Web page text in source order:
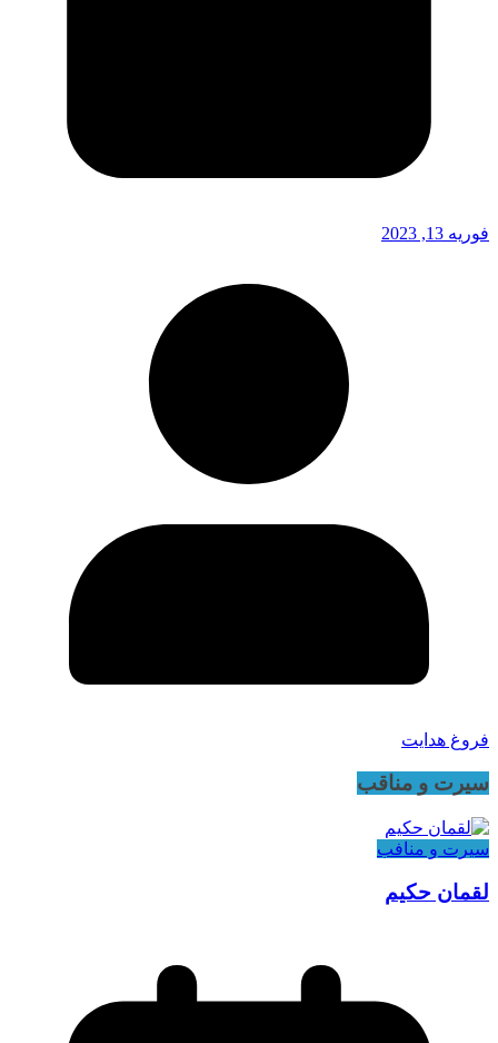
فوریه 13, 2023
فروغ هدایت
سیرت و مناقب
سیرت و منافب
لقمان حکیم